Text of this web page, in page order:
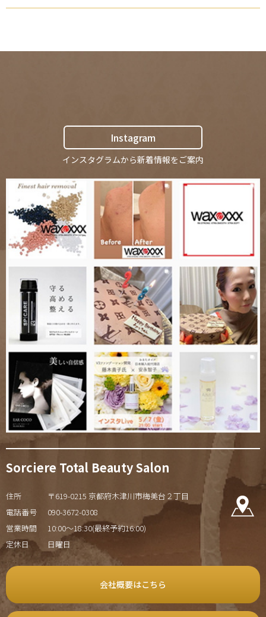
Instagram
インスタグラムから新着情報をご案内
Sorciere Total Beauty Salon
住所
〒619-0215 京都府木津川市梅美台２丁目
電話番号
090-3672-0308
営業時間
10:00～18:30(最終予約16:00)
定休日
日曜日
会社概要はこちら